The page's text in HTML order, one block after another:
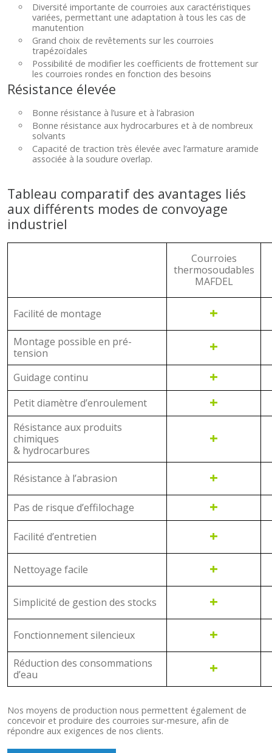
Diversité importante de courroies aux caractéristiques
variées, permettant une adaptation à tous les cas de
manutention
Grand choix de revêtements sur les courroies
trapézoïdales
Possibilité de modifier les coefficients de frottement sur
les courroies rondes en fonction des besoins
Résistance élevée
Bonne résistance à l’usure et à l’abrasion
Bonne résistance aux hydrocarbures et à de nombreux
solvants
Capacité de traction très élevée avec l’armature aramide
associée à la soudure overlap.
Tableau comparatif des avantages liés
aux différents modes de convoyage
industriel
Courroies
thermosoudables
MAFDEL
Facilité de montage +
Montage possible en pré-
tension
+
Guidage continu +
Petit diamètre d’enroulement +
Résistance aux produits
chimiques
& hydrocarbures
+
Résistance à l’abrasion +
Pas de risque d’effilochage +
Facilité d’entretien +
Nettoyage facile +
Simplicité de gestion des stocks +
Fonctionnement silencieux +
Réduction des consommations
d’eau
+
Nos moyens de production nous permettent également de
concevoir et produire des courroies sur-mesure, afin de
répondre aux exigences de nos clients.